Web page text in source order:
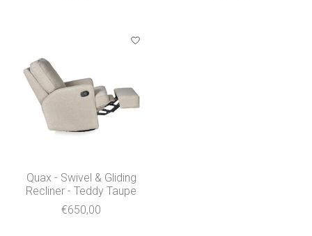
Quax - Swivel & Gliding
Recliner - Teddy Taupe
€650,00